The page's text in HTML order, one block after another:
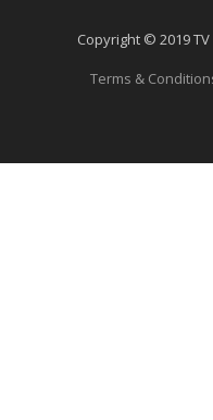
Copyright © 2019
Terms &